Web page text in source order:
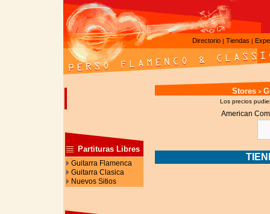
Directorio | Tiendas |
Partituras Libres
Guitarra Flamenca
Guitarra Clasica
Nuevos Sitios
Stores>
Los precios
American